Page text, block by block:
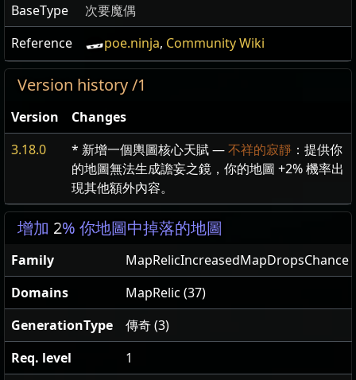
BaseType
次要魔偶
Reference
poe.ninja, Community Wiki
Version history /1
Version
Changes
3.18.0
* 新增一個輿圖核心天賦 —不祥的寂靜 ：提供你
的地圖無法生成譫妄之鏡，你的地圖 +2% 機率出
現其他額外內容。
增加 2% 你地圖中掉落的地圖
Family
MapRelicIncreasedMapDropsChance
Domains
MapRelic (37)
GenerationType
傳奇 (3)
Req. level
1